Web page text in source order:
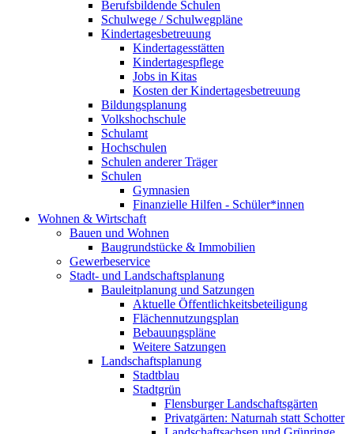
Berufsbildende Schulen
Schulwege / Schulwegpläne
Kindertagesbetreuung
Kindertagesstätten
Kindertagespflege
Jobs in Kitas
Kosten der Kindertagesbetreuung
Bildungsplanung
Volkshochschule
Schulamt
Hochschulen
Schulen anderer Träger
Schulen
Gymnasien
Finanzielle Hilfen - Schüler*innen
Wohnen & Wirtschaft
Bauen und Wohnen
Baugrundstücke & Immobilien
Gewerbeservice
Stadt- und Landschaftsplanung
Bauleitplanung und Satzungen
Aktuelle Öffentlichkeitsbeteiligung
Flächennutzungsplan
Bebauungspläne
Weitere Satzungen
Landschaftsplanung
Stadtblau
Stadtgrün
Flensburger Landschaftsgärten
Privatgärten: Naturnah statt Schotter